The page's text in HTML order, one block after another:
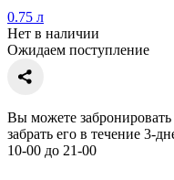
0.75 л
Нет в наличии
Ожидаем поступление
Вы можете
забрать его в течение 3-
10-00 до 21-00